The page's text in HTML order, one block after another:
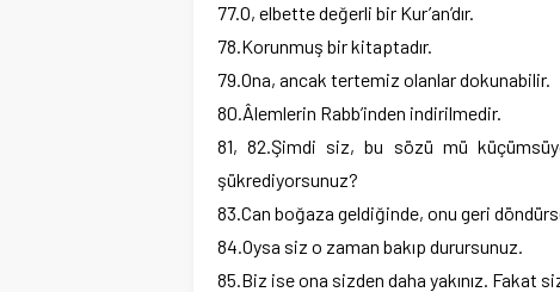
77.O, elbette değerli bir Kur’an’dır.
78.Korunmuş bir kitaptadır.
79.Ona, ancak tertemiz olanlar dokunabilir.
80.Âlemlerin Rabb’inden indirilmedir.
81, 82.Şimdi siz, bu sözü mü
şükrediyorsunuz?
83.Can boğaza geldiğinde, onu geri
84.Oysa siz o zaman bakıp durursunuz.
85.Biz ise ona sizden daha yakınız. Fakat